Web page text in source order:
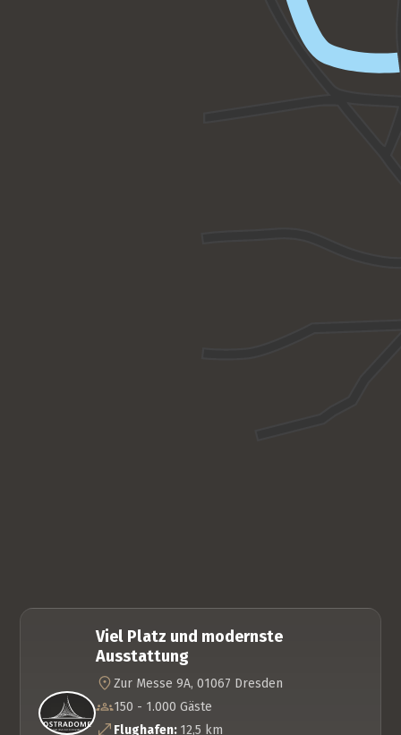
Viel Platz und modernste
Ausstattung
Zur Messe 9A, 01067 Dresden
150 - 1.000 Gäste
Flughafen: 12,5 km